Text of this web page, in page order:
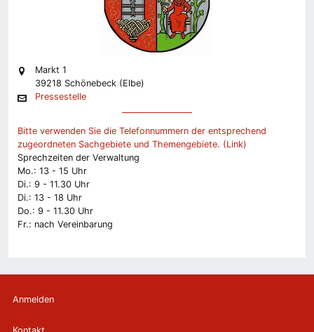
Markt 1
39218 Schönebeck (Elbe)
Pressestelle
Bitte verwenden Sie die Telefonnummern der entsprechend
zugeordneten Sachgebiete und Themengebiete. (Link)
Sprechzeiten der Verwaltung
Mo.: 13 - 15 Uhr
Di.: 9 - 11.30 Uhr
Di.: 13 - 18 Uhr
Do.: 9 - 11.30 Uhr
Fr.: nach Vereinbarung
Anmelden